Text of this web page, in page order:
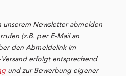
unserem Newsletter abmelden
(z.B. per E-Mail an
den Abmeldelink im
erfolgt entsprechend
und zur Bewerbung eigener